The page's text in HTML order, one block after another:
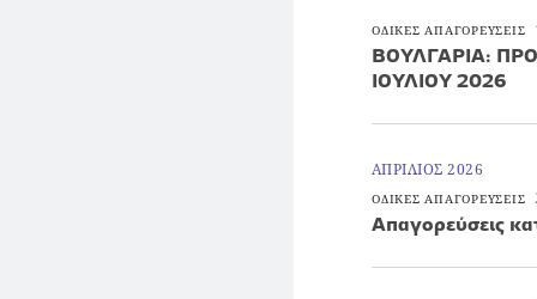
ΟΔΙΚΕΣ ΑΠΑΓΟΡΕΥΣΕΙΣ
ΒΟΥΛΓΑΡΙΑ:
ΙΟΥΛΙΟΥ 2026
ΑΠΡΙΛΙΟΣ 2026
ΟΔΙΚΕΣ ΑΠΑΓΟΡΕΥΣΕΙΣ
Απαγορεύσεις